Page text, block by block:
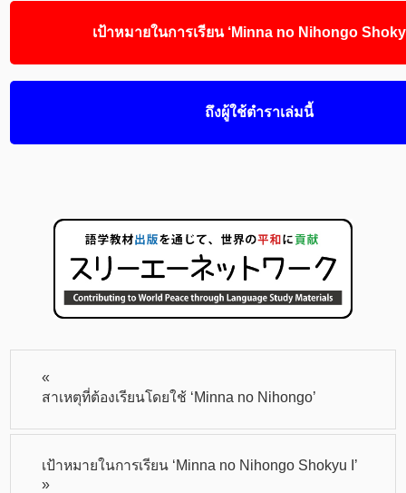
เป้าหมายในการเรียน ‘Minna no Nihongo
ถึงผู้ใช้ตำราเล่มนี้
«
สาเหตุที่ต้องเรียนโดยใช้ ‘Minna no Nihongo’
เป้าหมายในการเรียน ‘Minna no Nihongo Shokyu I’
»